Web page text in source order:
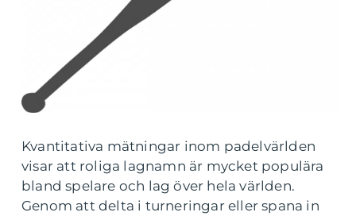
Kvantitativa mätningar inom padelvärlden
visar att roliga lagnamn är mycket populära
bland spelare och lag över hela världen.
Genom att delta i turneringar eller spana in